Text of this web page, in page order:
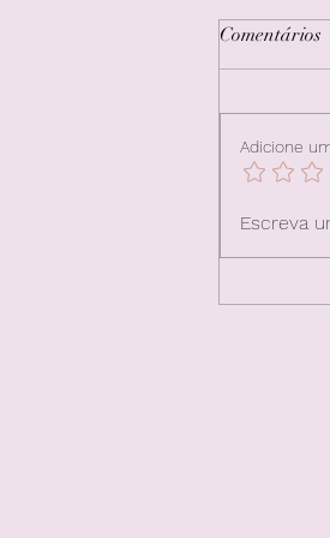
Apego e
Comentários
Adicione
Escreva